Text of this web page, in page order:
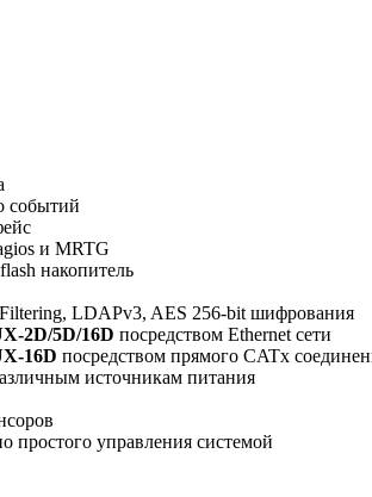
событий
и MRTG
накопитель
LDAPv3, AES 256-bit шифрования
2D/5D/16D посредством Ethernet сети
16D посредством прямого CATx
источникам питания
простого управления системой